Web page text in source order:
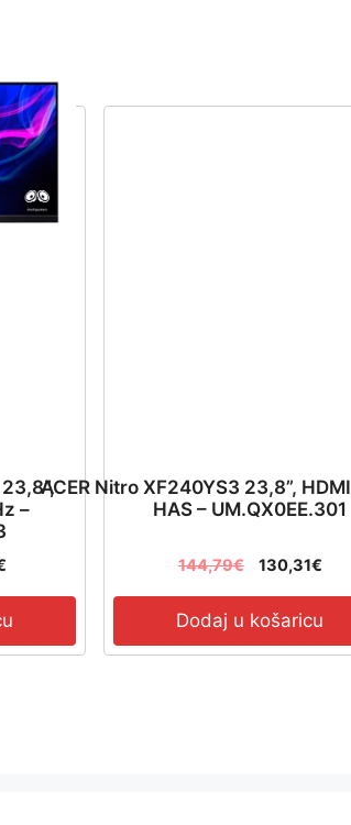
–
ACER Nitro XF240YS3 23,8”,
HAS – UM.QX0EE.301
144,79€ 130,31€
Dodaj u košaricu